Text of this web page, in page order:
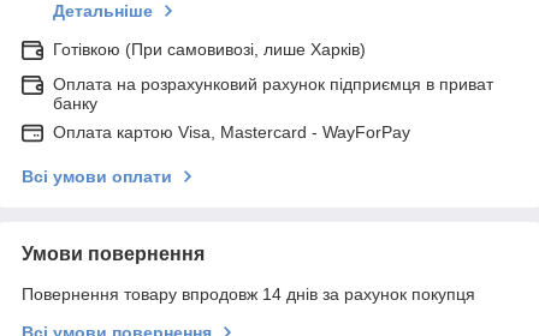
Детальніше
Готівкою (При самовивозі, лише Харків)
Оплата на розрахунковий рахунок підприємця в приват
банку
Оплата картою Visa, Mastercard - WayForPay
Всі умови оплати
Умови повернення
Повернення товару впродовж 14 днів за рахунок покупця